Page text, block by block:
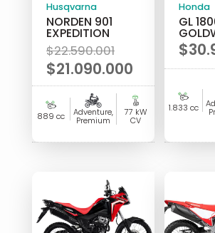
Husqvarna
NORDEN 901
EXPEDITION
$22.590.001El
precio
original
era:
$22.590.001.
$21.090.000
El
precio
actual
es:
889 cc Adventure,
Premium
77 kW
CV
Honda
GL
$
1.833 cc